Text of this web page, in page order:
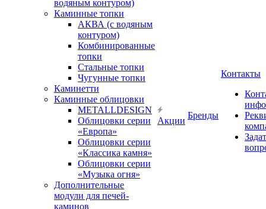
водяным контуром)
Каминные топки
АКВА (с водяным
контуром)
Комбинированные
топки
Стальные топки
Чугунные топки
Каминетти
Каминные облицовки
METALLDESIGN
Облицовки серии
«Европа»
Облицовки серии
«Классика камня»
Облицовки серии
«Музыка огня»
Дополнительные
модули для печей-
каминов
Акции
Бренды
Контакты